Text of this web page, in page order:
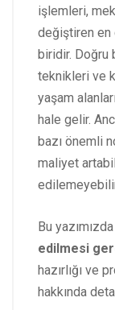
işlemleri,
değiştiren en
biridir. Doğru
teknikleri ve
yaşam
hale gelir.
bazı önemli
maliyet
Bu yazımızda
edilmesi
hazırlığı ve
hakkında